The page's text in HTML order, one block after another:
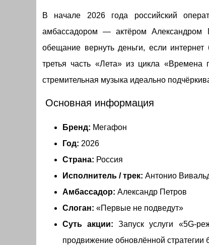
В начале 2026 года российский
амбассадором — актёром
обещание вернуть деньги, если
третья часть «Лета» из цикла
стремительная музыка идеально
Основная информация
Бренд: Мегафон
Год: 2026
Страна: Россия
Исполнитель / трек: Антонио
Амбассадор: Александр Петров
Слоган: «Первые не подведут»
Суть акции: Запуск услуги «5G-
продвижение обновлённой стратегии